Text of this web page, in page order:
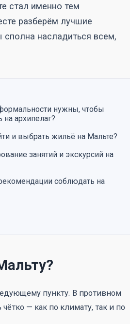
стал именно тем
разберём лучшие
сполна насладиться всем,
нужны, чтобы
на архипелаг?
и выбрать жильё на Мальте?
занятий и экскурсий на
соблюдать на
пункту. В противном
— как по климату, так и по